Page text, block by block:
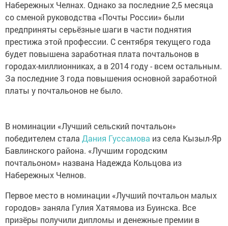
Набережных Челнах. Однако за последние 2,5 месяца
со сменой руководства «Почты России» были
предприняты серьёзные шаги в части поднятия
престижа этой профессии. С сентября текущего года
будет повышена заработная плата почтальонов в
городах-миллионниках, а в 2014 году - всем остальным.
За последние 3 года повышения основной заработной
платы у почтальонов не было.
В номинации «Лучший сельский почтальон»
победителем стала Дания Гуссамова из села Кызыл-Яр
Бавлинского района. «Лучшим городским
почтальоном» названа Надежда Кольцова из
Набережных Челнов.
Первое место в номинации «Лучший почтальон малых
городов» заняла Гулия Хатямова из Буинска. Все
призёры получили дипломы и денежные премии в